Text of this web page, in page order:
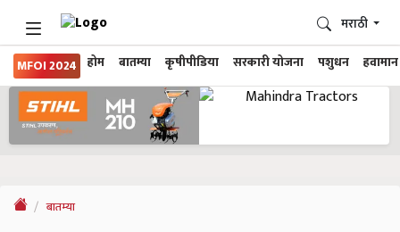
MFOI 2024 होम बातम्या कृषीपीडिया सरकारी योजना पशुधन हवामान
मराठी
बातम्या